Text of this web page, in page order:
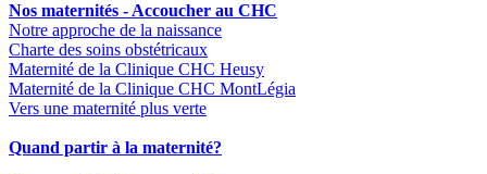
Nos maternités - Accoucher au CHC
Notre approche de la naissance
Charte des soins obstétricaux
Maternité de la Clinique CHC Heusy
Maternité de la Clinique CHC MontLégia
Vers une maternité plus verte
Quand partir à la maternité?